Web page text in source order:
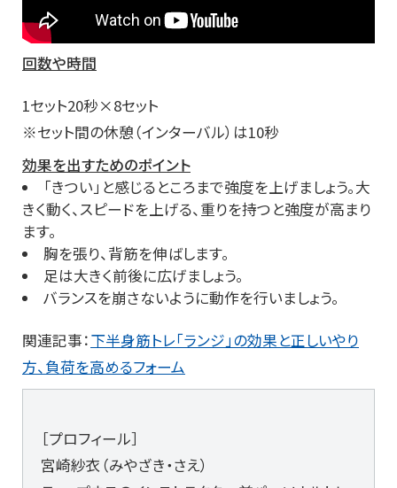
回数や時間
1セット20秒×8セット
※セット間の休憩（インターバル）は10秒
効果を出すためのポイント
「きつい」と感じるところまで強度を上げましょう。大
きく動く、スピードを上げる、重りを持つと強度が高まり
ます。
胸を張り、背筋を伸ばします。
足は大きく前後に広げましょう。
バランスを崩さないように動作を行いましょう。
関連記事：下半身筋トレ「ランジ」の効果と正しいやり
方、負荷を高めるフォーム
［プロフィール］
宮崎紗衣（みやざき・さえ）